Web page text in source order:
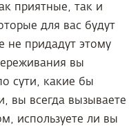
приятные, так и
для вас будут
не придадут этому
вы
сути, какие бы
вы всегда вызываете
используете ли вы